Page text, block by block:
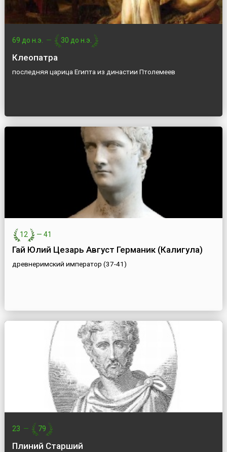
69 до н.э. — 30 до н.э.
Клеопатра
последняя царица Египта из династии Птолемеев
12 — 41
Гай Юлий Цезарь Август Германик (Калигула)
древнеримский император (37-41)
23 — 79
Плиний Старший